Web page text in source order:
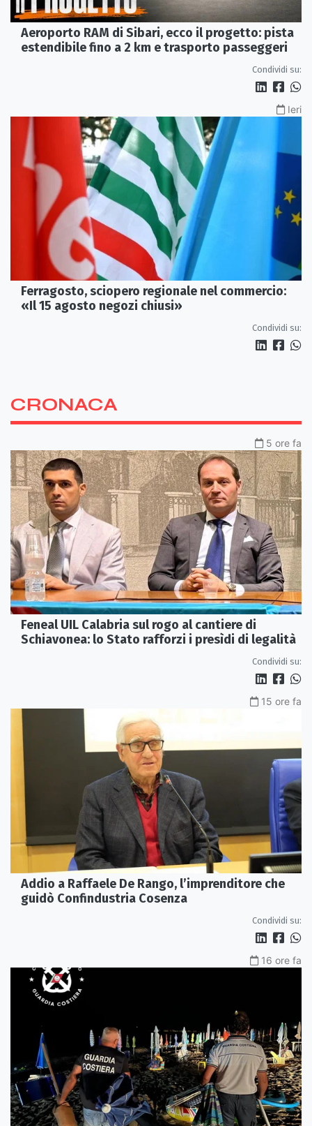
Aeroporto RAM di Sibari, ecco il progetto: pista
estendibile fino a 2 km e trasporto passeggeri
Condividi su:
Ieri
Ferragosto, sciopero regionale nel commercio:
«Il 15 agosto negozi chiusi»
Condividi su:
CRONACA
5 ore fa
Feneal UIL Calabria sul rogo al cantiere di
Schiavonea: lo Stato rafforzi i presìdi di legalità
Condividi su:
15 ore fa
Addio a Raffaele De Rango, l’imprenditore che
guidò Confindustria Cosenza
Condividi su:
16 ore fa